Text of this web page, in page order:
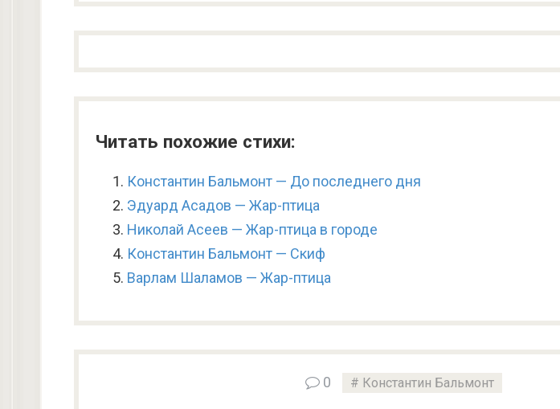
Читать похожие стихи:
Константин Бальмонт — До последнего дня
Эдуард Асадов — Жар-птица
Николай Асеев — Жар-птица в городе
Константин Бальмонт — Скиф
Варлам Шаламов — Жар-птица
0 Константин Бальмонт